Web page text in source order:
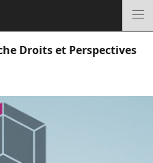
Droits et Perspectives